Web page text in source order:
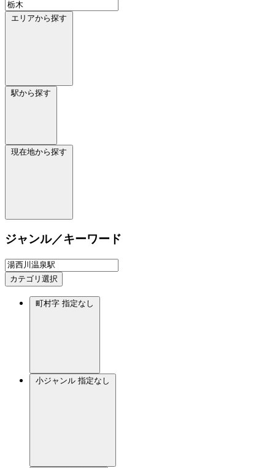
エリアから探す
駅から探す
現在地から探す
ジャンル／キーワード
カテゴリ選択
町村字 指定なし
小ジャンル 指定なし